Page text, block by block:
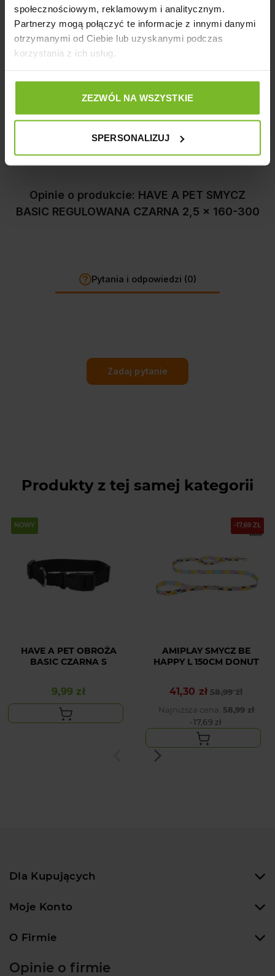
społecznościowym, reklamowym i analitycznym.
Partnerzy mogą połączyć te informacje z innymi danymi
otrzymanymi od Ciebie lub uzyskanymi podczas
korzystania z ich usług.
ZEZWÓL NA WSZYSTKIE
SPERSONALIZUJ
• Kolor: czarny
• Skład materiałowy: taśma poliestrowa, metalowe okucia
Szczegóły produktu
Opinie
Opinie o produkcie: HAVE A PET SMYCZ
BASIC REGULOWANA CZARNA 2,5 x 160-300
Pytania i odpowiedzi (0)
Zadaj pytanie
Produkty z tej samej kategorii
NOWY
HAVE A PET OBROŻA
BASIC CZARNA S
Cena
9,99 zł
-17,69 ZŁ
AMIPLAY SMYCZ BE
HAPPY L 150CM DONUT
Cena podstawowa
58,99 zł
Cena
41,30 zł
Najniższa cena: 58,99 zł
-17,69 zł
Dla Kupujących
Moje Konto
O Firmie
Opinie o firmie